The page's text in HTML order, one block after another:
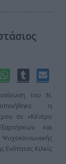
του Ν.
η
σε «Κέντρο
και
Ενότητας Κιλκίς